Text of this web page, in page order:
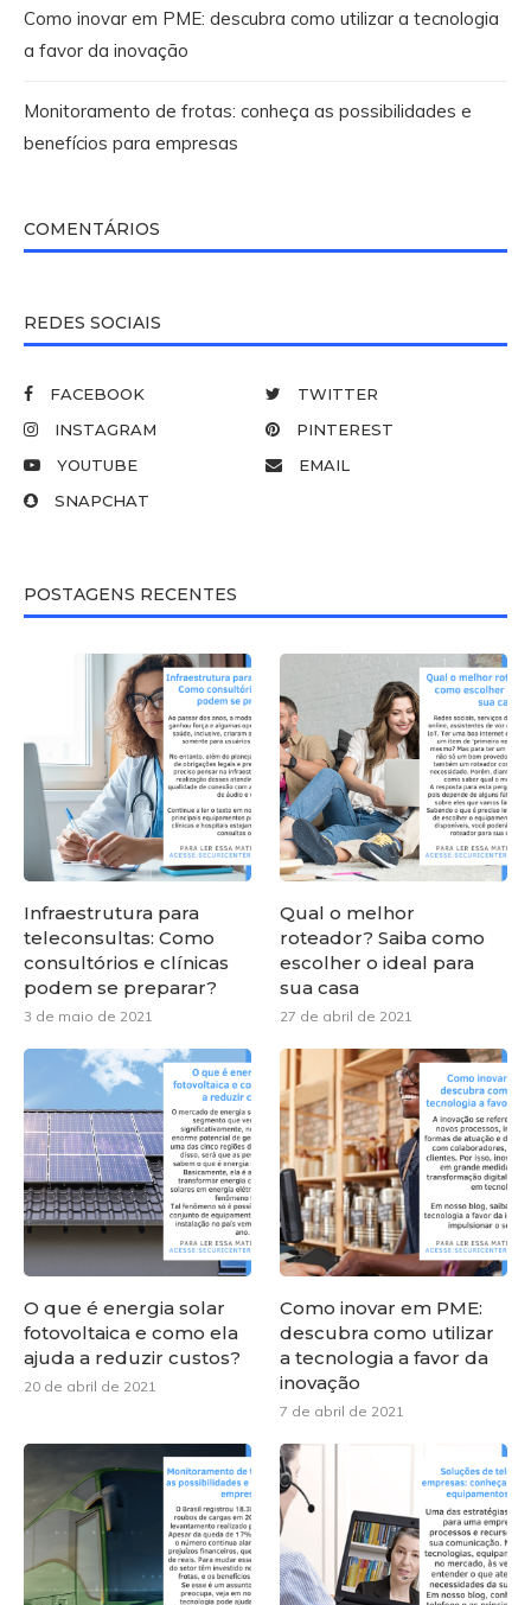
Como inovar em PME: descubra como utilizar a tecnologia
a favor da inovação
Monitoramento de frotas: conheça as possibilidades e
benefícios para empresas
COMENTÁRIOS
REDES SOCIAIS
FACEBOOK
TWITTER
INSTAGRAM
PINTEREST
YOUTUBE
EMAIL
SNAPCHAT
POSTAGENS RECENTES
Infraestrutura para
teleconsultas: Como
consultórios e clínicas
podem se preparar?
3 de maio de 2021
Qual o melhor
roteador? Saiba como
escolher o ideal para
sua casa
27 de abril de 2021
O que é energia solar
fotovoltaica e como ela
ajuda a reduzir custos?
20 de abril de 2021
Como inovar em PME:
descubra como utilizar
a tecnologia a favor da
inovação
7 de abril de 2021